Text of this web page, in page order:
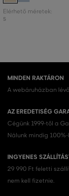
Elérhető méretek:
S
MINDEN RAKTÁRON
A webáruházban
AZ EREDETISÉG
Cégünk 1999-től a
Nálunk mindig
INGYENES
29 990 Ft feletti
nem kell fizetnie.